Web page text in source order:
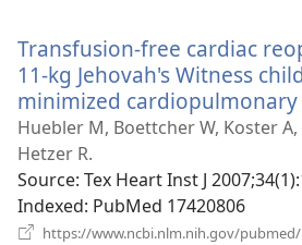
Transfusion-free cardiac
11-kg Jehovah's Witness
minimized cardiopulmonary
Huebler M, Boettcher W, Koster
Hetzer R.
Source‎: Tex Heart Inst J
Indexed‎: PubMed 17420806
https://www.ncbi.nlm.nih.gov/pubmed/